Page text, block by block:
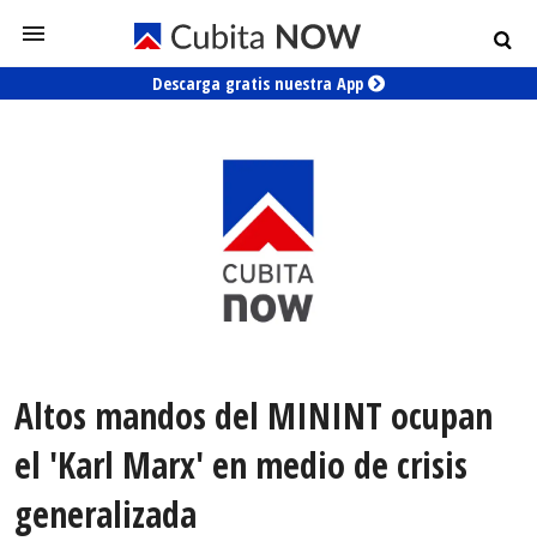
Descarga gratis nuestra App
Altos mandos del MININT ocupan
el 'Karl Marx' en medio de crisis
generalizada